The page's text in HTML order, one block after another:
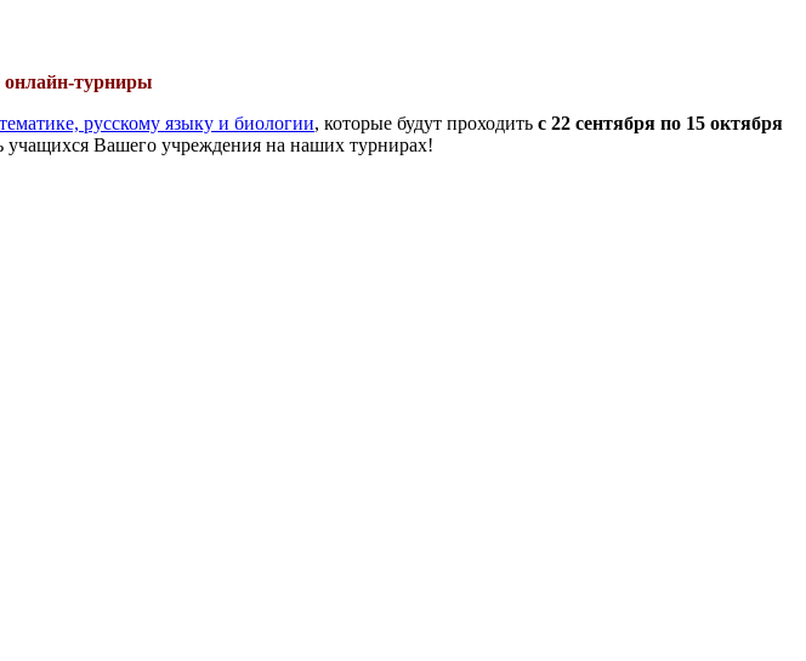
онлайн-турниры
русскому языку и биологии, которые будут проходить с 22 сентября по 15 октября
Вашего учреждения на наших турнирах!